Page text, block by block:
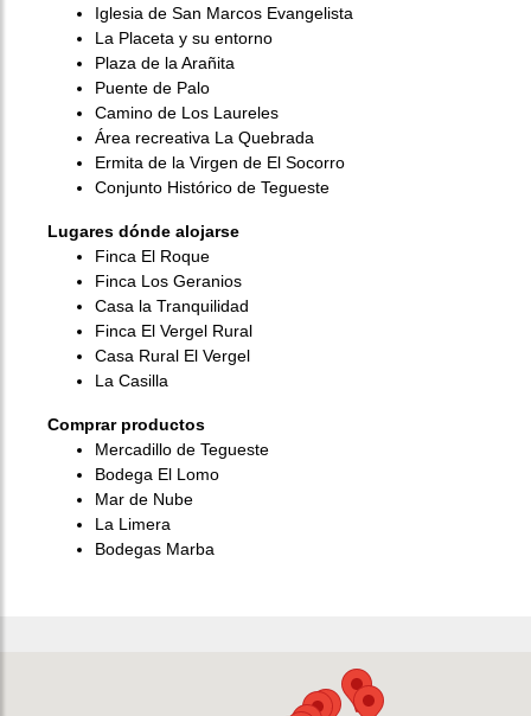
Iglesia de San Marcos Evangelista
La Placeta y su entorno
Plaza de la Arañita
Puente de Palo
Camino de Los Laureles
Área recreativa La Quebrada
Ermita de la Virgen de El Socorro
Conjunto Histórico de Tegueste
Lugares dónde alojarse
Finca El Roque
Finca Los Geranios
Casa la Tranquilidad
Finca El Vergel Rural
Casa Rural El Vergel
La Casilla
Comprar productos
Mercadillo de Tegueste
Bodega El Lomo
Mar de Nube
La Limera
Bodegas Marba